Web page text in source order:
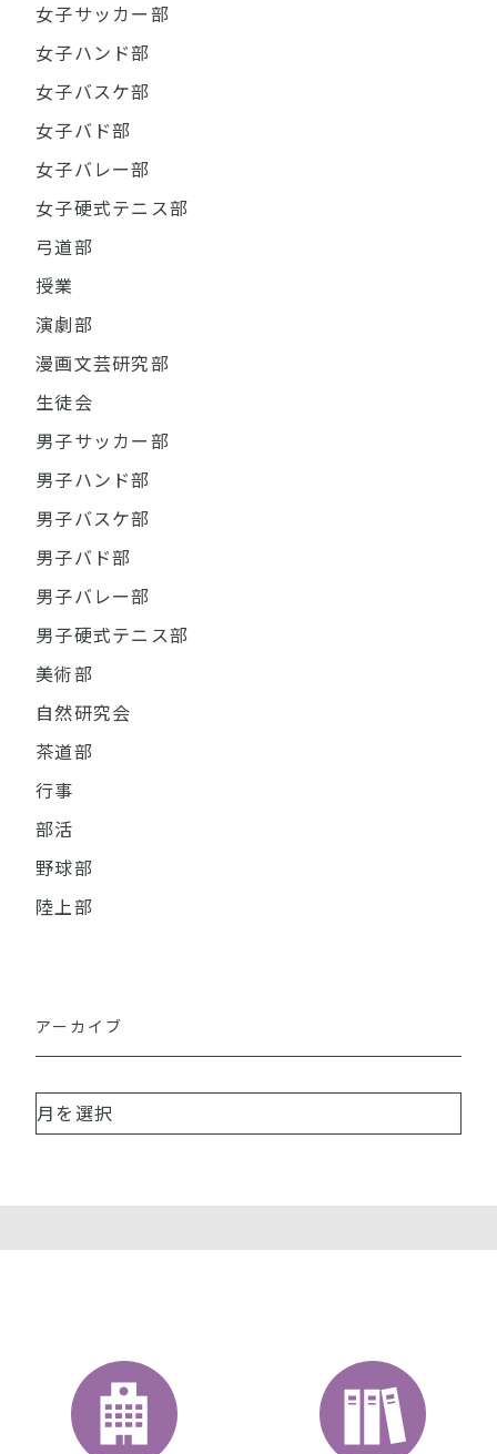
女子サッカー部
女子ハンド部
女子バスケ部
女子バド部
女子バレー部
女子硬式テニス部
弓道部
授業
演劇部
漫画文芸研究部
生徒会
男子サッカー部
男子ハンド部
男子バスケ部
男子バド部
男子バレー部
男子硬式テニス部
美術部
自然研究会
茶道部
行事
部活
野球部
陸上部
アーカイブ